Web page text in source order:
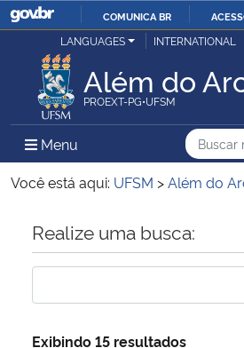
IR
O
COMUNICA BR
Ministério da Justiça e Segurança Pública
Ministério da Defesa
Ministério das Relações Exteriores
Ministério da Economia
Ministério da Infraestrutura
LANGUAGES INTERNATIONAL
Além do
PROEXT-PG•UFSM
Menu Menu Principal do Sítio
Busca
Busca:
Você está aqui: UFSM >Além do
Início do conteúdo
Realize uma busca:
Exibindo 15 resultados